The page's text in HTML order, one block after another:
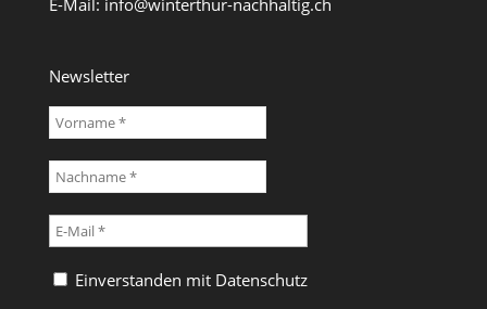
E-Mail: info@winterthur-nachhaltig.ch
Newsletter
Einverstanden mit Datenschutz